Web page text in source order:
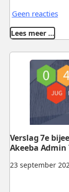
Geen reacties
Lees meer …
23 september
Verslag 7e
Akeeba Admin